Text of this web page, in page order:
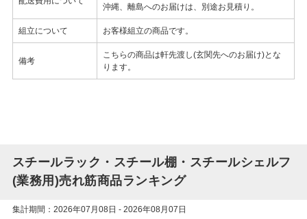
沖縄、離島へのお届けは、別途お見積り。
組立について お客様組立の商品です。
備考
こちらの商品は軒先渡し(玄関先へのお届け)とな
ります。
スチールラック・スチール棚・スチールシェルフ
(業務用)売れ筋商品ランキング
集計期間：2026年07月08日 - 2026年08月07日